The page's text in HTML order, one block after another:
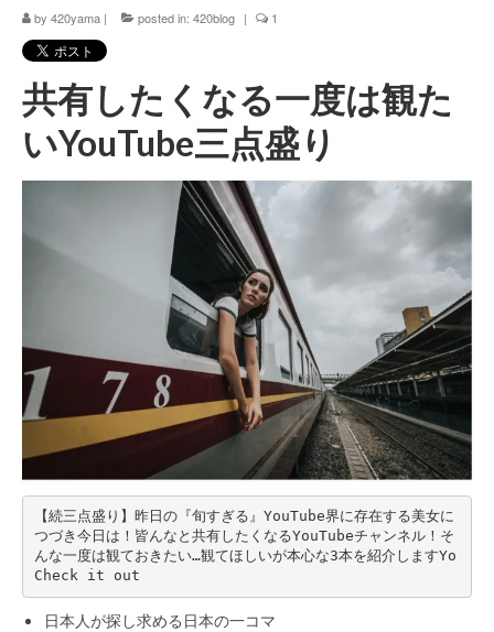
Instagram:420shibuya_official
About:FOUR TWENTY SHIBUYA
YouTube:420shibuya
420 Blog Full
www.h4wp.com
420friendly 通販
by 420yama | posted in: 420blog | 1
共有したくなる一度は観た
いYouTube三点盛り
【続三点盛り】昨日の『旬すぎる』YouTube界に存在する美女に
つづき今日は！皆んなと共有したくなるYouTubeチャンネル！そ
んな一度は観ておきたい…観てほしいが本心な3本を紹介しますYo
Check it out
日本人が探し求める日本の一コマ